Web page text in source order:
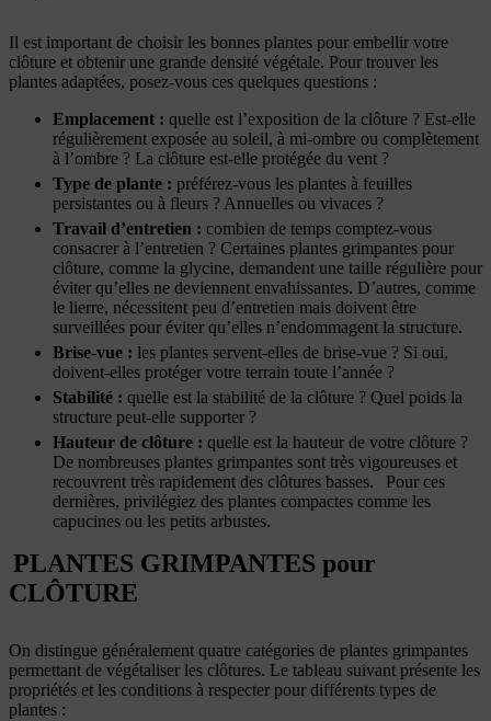
Il est important de choisir les bonnes plantes pour embellir votre
clôture et obtenir une grande densité végétale. Pour trouver les
plantes adaptées, posez-vous ces quelques questions :
Emplacement : quelle est l’exposition de la clôture ? Est-elle
régulièrement exposée au soleil, à mi-ombre ou complètement
à l’ombre ? La clôture est-elle protégée du vent ?
Type de plante : préférez-vous les plantes à feuilles
persistantes ou à fleurs ? Annuelles ou vivaces ?
Travail d’entretien : combien de temps comptez-vous
consacrer à l’entretien ? Certaines plantes grimpantes pour
clôture, comme la glycine, demandent une taille régulière pour
éviter qu’elles ne deviennent envahissantes. D’autres, comme
le lierre, nécessitent peu d’entretien mais doivent être
surveillées pour éviter qu’elles n’endommagent la structure.
Brise-vue : les plantes servent-elles de brise-vue ? Si oui,
doivent-elles protéger votre terrain toute l’année ?
Stabilité : quelle est la stabilité de la clôture ? Quel poids la
structure peut-elle supporter ?
Hauteur de clôture : quelle est la hauteur de votre clôture ?
De nombreuses plantes grimpantes sont très vigoureuses et
recouvrent très rapidement des clôtures basses. Pour ces
dernières, privilégiez des plantes compactes comme les
capucines ou les petits arbustes.
PLANTES GRIMPANTES pour
CLÔTURE
On distingue généralement quatre catégories de plantes grimpantes
permettant de végétaliser les clôtures. Le tableau suivant présente les
propriétés et les conditions à respecter pour différents types de
plantes :